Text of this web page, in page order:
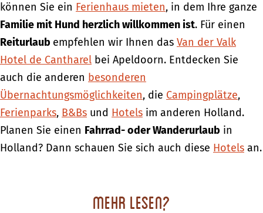
können Sie ein Ferienhaus mieten, in dem Ihre ganze
Familie mit Hund herzlich willkommen ist. Für einen
Reiturlaub empfehlen wir Ihnen das Van der Valk
Hotel de Cantharel bei Apeldoorn. Entdecken Sie
auch die anderen besonderen
Übernachtungsmöglichkeiten, die Campingplätze,
Ferienparks, B&Bs und Hotels im anderen Holland.
Planen Sie einen Fahrrad- oder Wanderurlaub in
Holland? Dann schauen Sie sich auch diese Hotels an.
Mehr lesen?